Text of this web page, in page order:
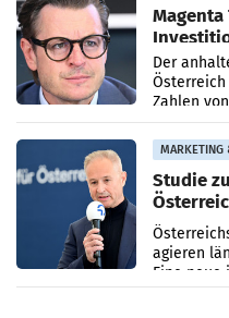
Der
Zahlen
ersten
MARKETING
Studie
werden
agieren
Eine neue